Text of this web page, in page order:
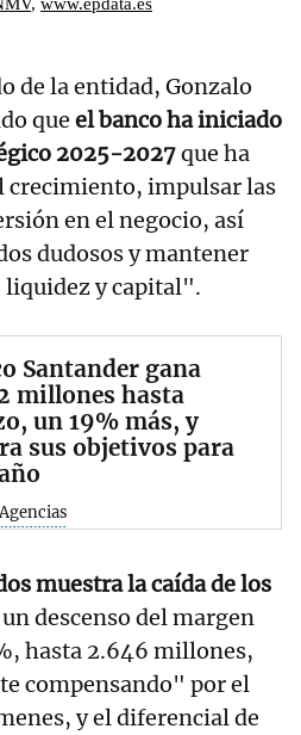
de la entidad, Gonzalo
que el banco ha iniciado
2025-2027que ha
crecimiento, impulsar las
en el negocio, así
dudosos y mantener
liquidez y capital".
Santander gana
millones hasta
un 19% más, y
sus objetivos para
muestra la caída de los
descenso del margen
hasta 2.646 millones,
compensando" por el
y el diferencial de